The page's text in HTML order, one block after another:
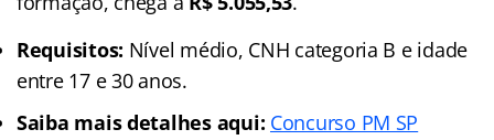
Requisitos: Nível médio, CNH categoria B e idade
entre 17 e 30 anos.
Saiba mais detalhes aqui: Concurso PM SP